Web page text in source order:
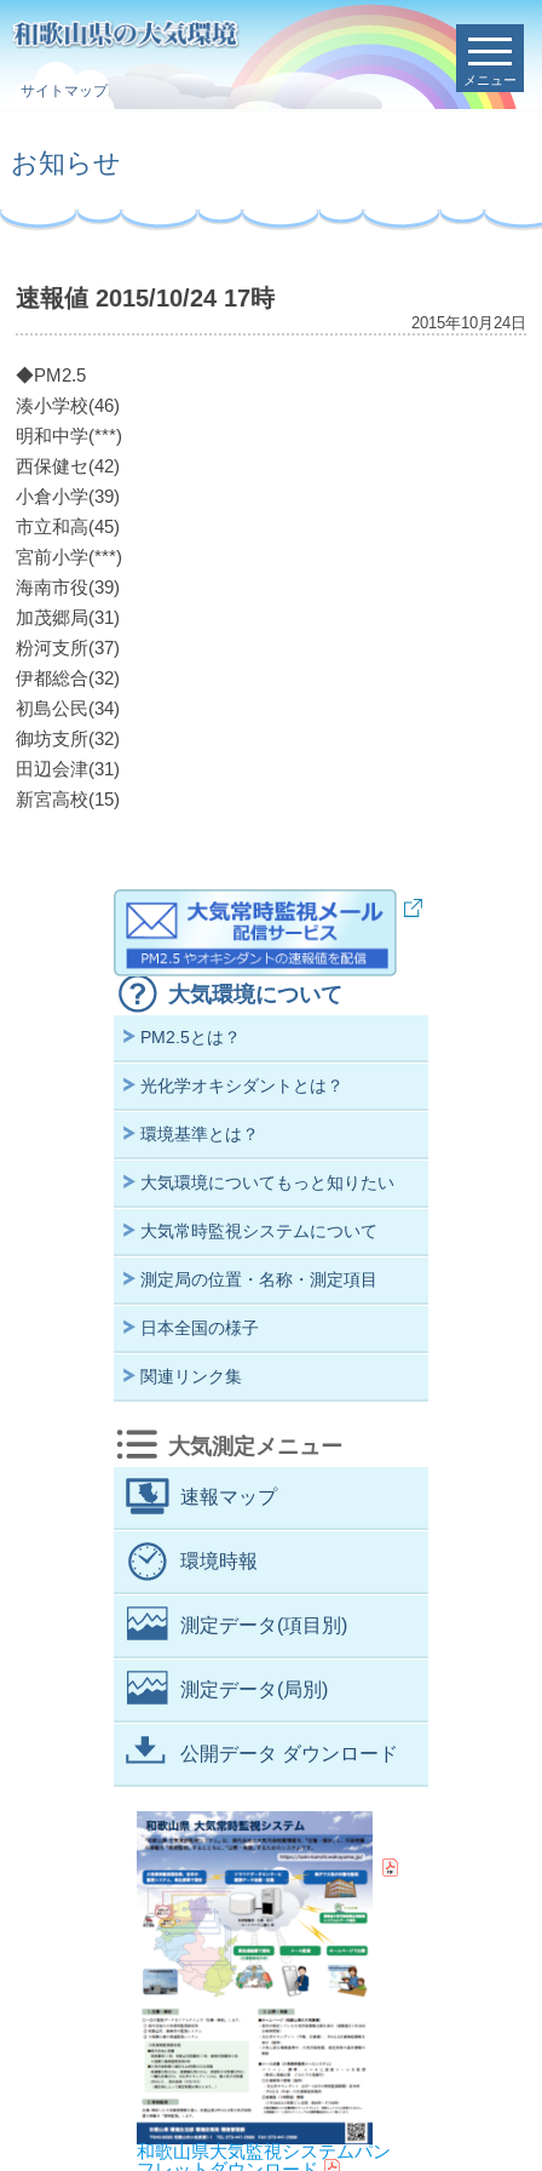
サイトマップ
メニュー
お知らせ
速報値 2015/10/24 17時
2015年10月24日
◆PM2.5
湊小学校(46)
明和中学(***)
西保健セ(42)
小倉小学(39)
市立和高(45)
宮前小学(***)
海南市役(39)
加茂郷局(31)
粉河支所(37)
伊都総合(32)
初島公民(34)
御坊支所(32)
田辺会津(31)
新宮高校(15)
大気環境について
PM2.5とは？
光化学オキシダントとは？
環境基準とは？
大気環境についてもっと知りたい
大気常時監視システムについて
測定局の位置・名称・測定項目
日本全国の様子
関連リンク集
大気測定メニュー
速報マップ
環境時報
測定データ(項目別)
測定データ(局別)
公開データ ダウンロード
和歌山県大気監視システムパン